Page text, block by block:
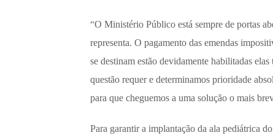
“O Ministério Público está sempre de portas
representa. O pagamento das emendas
se destinam estão devidamente habilitadas
questão requer e determinamos prioridade
para que cheguemos a uma solução o mais
Para garantir a implantação da ala pediátrica